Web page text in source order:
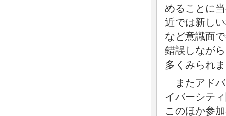
めることに
近では新し
など意識面
錯誤しなが
多くみられ
またアドバ
イバーシテ
このほか参